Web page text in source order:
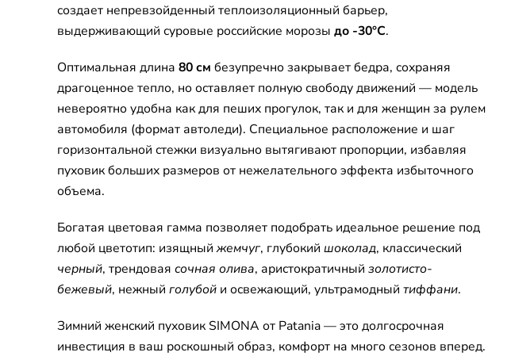
создает непревзойденный теплоизоляционный барьер,
выдерживающий суровые российские морозы до -30°C.
Оптимальная длина 80 см безупречно закрывает бедра, сохраняя
драгоценное тепло, но оставляет полную свободу движений — модель
невероятно удобна как для пеших прогулок, так и для женщин за рулем
автомобиля (формат автоледи). Специальное расположение и шаг
горизонтальной стежки визуально вытягивают пропорции, избавляя
пуховик больших размеров от нежелательного эффекта избыточного
объема.
Богатая цветовая гамма позволяет подобрать идеальное решение под
любой цветотип: изящныйжемчуг, глубокий шоколад, классический
черный, трендовая сочная олива, аристократичный золотисто-
бежевый, нежный голубой и освежающий, ультрамодный тиффани.
Зимний женский пуховик SIMONA от Patania — это долгосрочная
инвестиция в ваш роскошный образ, комфорт на много сезонов вперед.